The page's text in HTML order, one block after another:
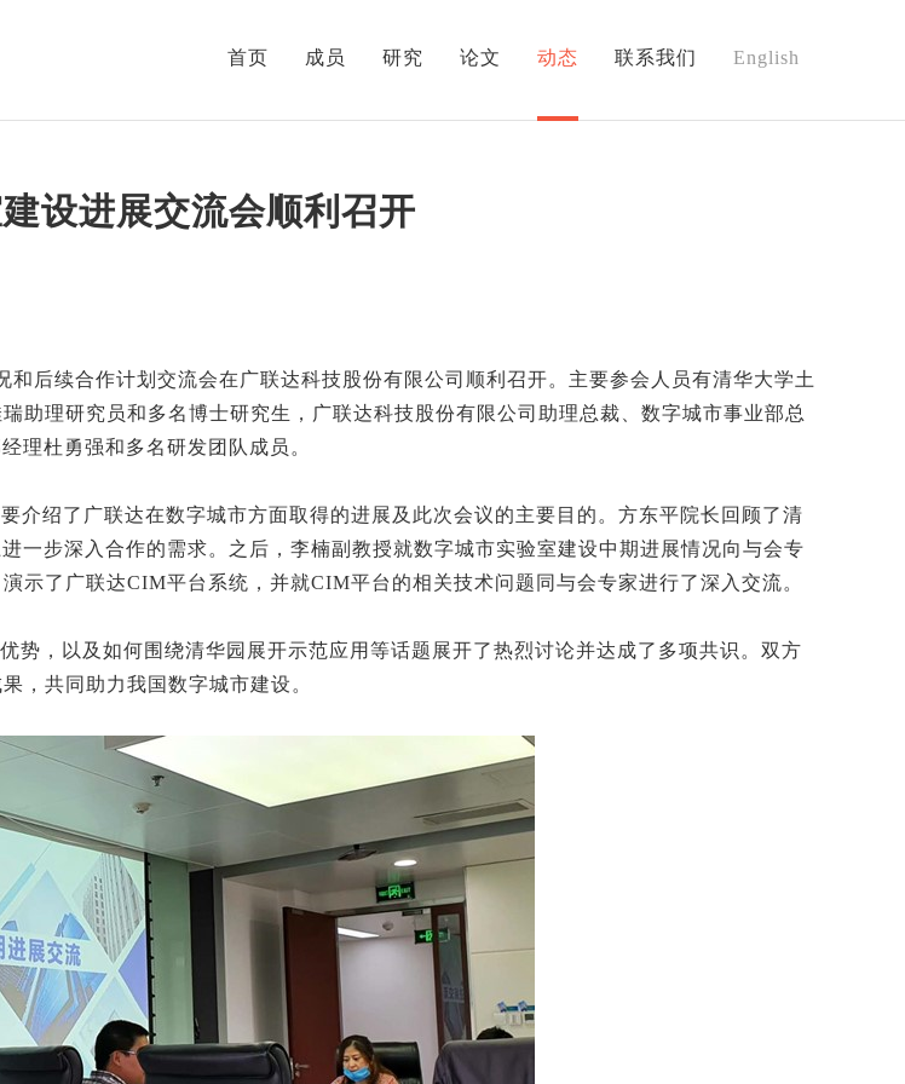
English
首页 成员 研究 论文 动态 联系我们
设进展交流会顺利召开
后续合作计划交流会在广联达科技股份有限公司顺利召开。主要参会人员有清华大学土
助理研究员和多名博士研究生，广联达科技股份有限公司助理总裁、数字城市事业部总
理杜勇强和多名研发团队成员。
介绍了广联达在数字城市方面取得的进展及此次会议的主要目的。方东平院长回顾了清
一步深入合作的需求。之后，李楠副教授就数字城市实验室建设中期进展情况向与会专
示了广联达CIM平台系统，并就CIM平台的相关技术问题同与会专家进行了深入交流。
势，以及如何围绕清华园展开示范应用等话题展开了热烈讨论并达成了多项共识。双方
，共同助力我国数字城市建设。